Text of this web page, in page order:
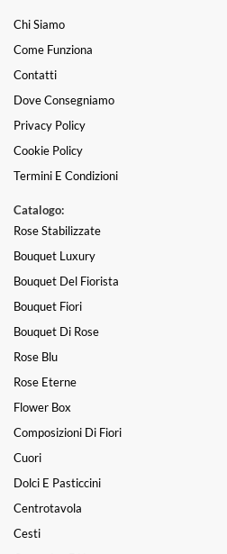
Chi Siamo
Come Funziona
Contatti
Dove Consegniamo
Privacy Policy
Cookie Policy
Termini E Condizioni
Catalogo:
Rose Stabilizzate
Bouquet Luxury
Bouquet Del Fiorista
Bouquet Fiori
Bouquet Di Rose
Rose Blu
Rose Eterne
Flower Box
Composizioni Di Fiori
Cuori
Dolci E Pasticcini
Centrotavola
Cesti